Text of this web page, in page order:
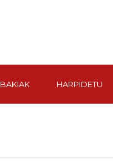
HARPIDETU